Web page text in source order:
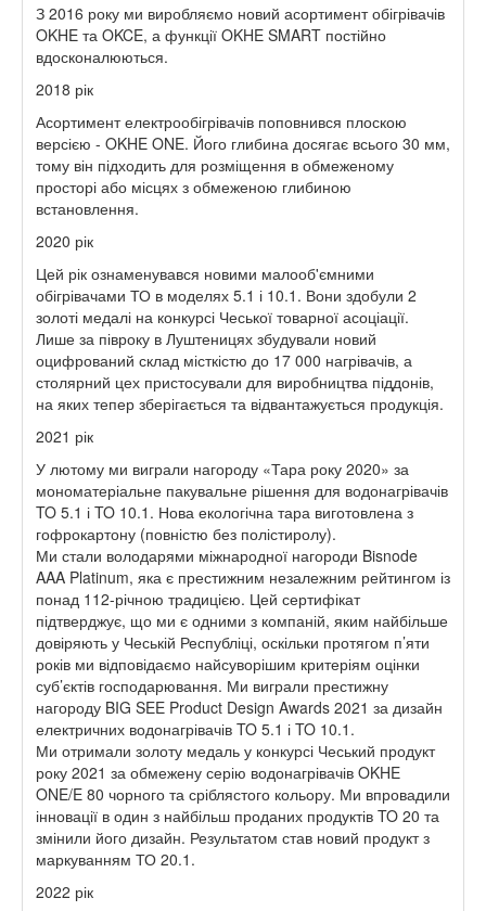
З 2016 року ми виробляємо новий асортимент обігрівачів
OKHE та OKCE, а функції OKHE SMART постійно
вдосконалюються.
2018 рік
Асортимент електрообігрівачів поповнився плоскою
версією - OKHE ONE. Його глибина досягає всього 30 мм,
тому він підходить для розміщення в обмеженому
просторі або місцях з обмеженою глибиною
встановлення.
2020 рік
Цей рік ознаменувався новими малооб'ємними
обігрівачами ТО в моделях 5.1 і 10.1. Вони здобули 2
золоті медалі на конкурсі Чеської товарної асоціації.
Лише за півроку в Луштеницях збудували новий
оцифрований склад місткістю до 17 000 нагрівачів, а
столярний цех пристосували для виробництва піддонів,
на яких тепер зберігається та відвантажується продукція.
2021 рік
У лютому ми виграли нагороду «Тара року 2020» за
мономатеріальне пакувальне рішення для водонагрівачів
TO 5.1 і TO 10.1. Нова екологічна тара виготовлена з
гофрокартону (повністю без полістиролу).
Ми стали володарями міжнародної нагороди Bisnode
AAA Platinum, яка є престижним незалежним рейтингом із
понад 112-річною традицією. Цей сертифікат
підтверджує, що ми є одними з компаній, яким найбільше
довіряють у Чеській Республіці, оскільки протягом п’яти
років ми відповідаємо найсуворішим критеріям оцінки
суб’єктів господарювання. Ми виграли престижну
нагороду BIG SEE Product Design Awards 2021 за дизайн
електричних водонагрівачів TO 5.1 і TO 10.1.
Ми отримали золоту медаль у конкурсі Чеський продукт
року 2021 за обмежену серію водонагрівачів OKHE
ONE/E 80 чорного та сріблястого кольору. Ми впровадили
інновації в один з найбільш проданих продуктів TO 20 та
змінили його дизайн. Результатом став новий продукт з
маркуванням ТО 20.1.
2022 рік